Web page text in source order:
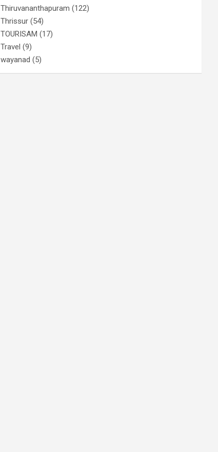
Thiruvananthapuram (122)
Thrissur (54)
TOURISAM (17)
Travel (9)
wayanad (5)